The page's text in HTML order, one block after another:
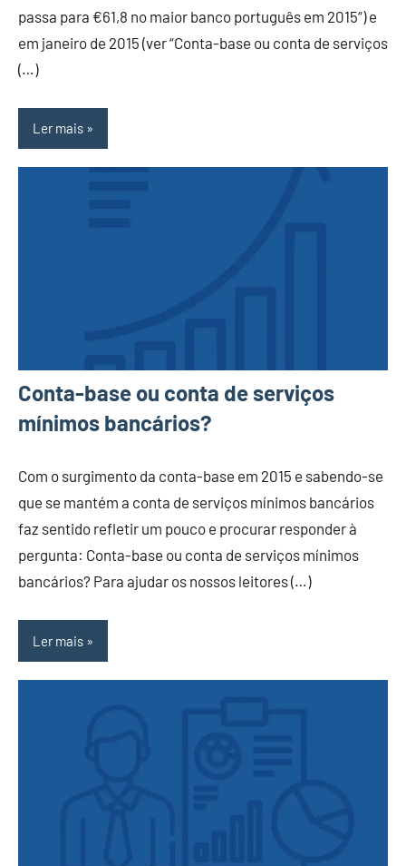
passa para €61,8 no maior banco português em 2015“) e
em janeiro de 2015 (ver “Conta-base ou conta de serviços
(…)
Ler mais
Conta-base ou conta de serviços
mínimos bancários?
Com o surgimento da conta-base em 2015 e sabendo-se
que se mantém a conta de serviços mínimos bancários
faz sentido refletir um pouco e procurar responder à
pergunta: Conta-base ou conta de serviços mínimos
bancários? Para ajudar os nossos leitores (…)
Ler mais